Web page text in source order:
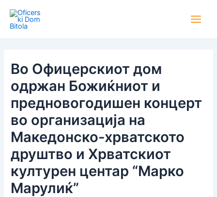
content
Во Офицерскиот дом
одржан Божиќниот и
предновогодишен концерт
во организација на
Македонско-хрватското
друштво и Хрватскиот
културен центар “Марко
Марулиќ”
navigation